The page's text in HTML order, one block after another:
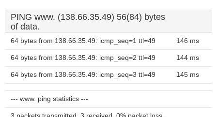
PING www. (138.66.35.49) 56(84) bytes
of data.
64 bytes from 138.66.35.49: icmp_seq=1 ttl=49 146 ms
64 bytes from 138.66.35.49: icmp_seq=2 ttl=49 144 ms
64 bytes from 138.66.35.49: icmp_seq=3 ttl=49 145 ms
--- www. ping statistics ---